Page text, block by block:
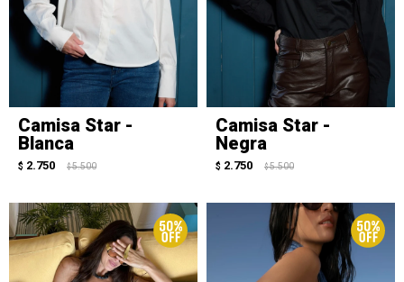
Camisa Star -
Blanca
$ 2.750 $ 5.500
Camisa Star -
Negra
$ 2.750 $ 5.500